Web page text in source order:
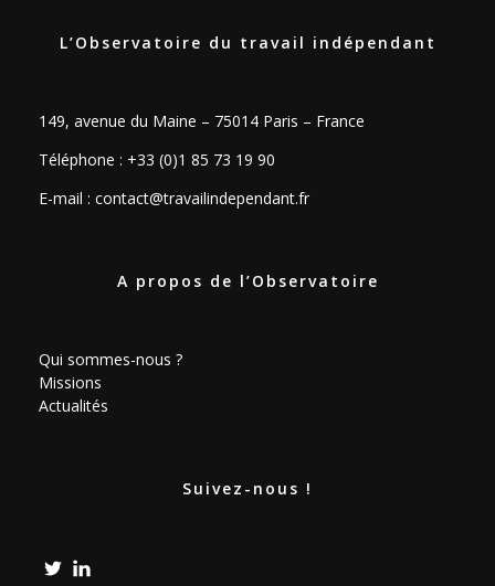
L’Observatoire du travail indépendant
149, avenue du Maine – 75014 Paris – France
Téléphone : +33 (0)1 85 73 19 90
E-mail : contact@travailindependant.fr
A propos de l’Observatoire
Qui sommes-nous ?
Missions
Actualités
Suivez-nous !